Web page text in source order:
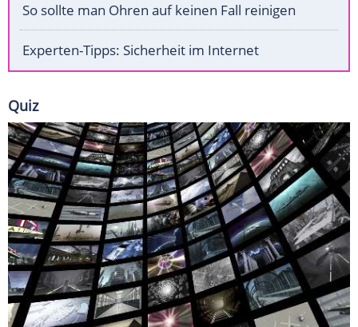
So sollte man Ohren auf keinen Fall reinigen
Experten-Tipps: Sicherheit im Internet
Quiz